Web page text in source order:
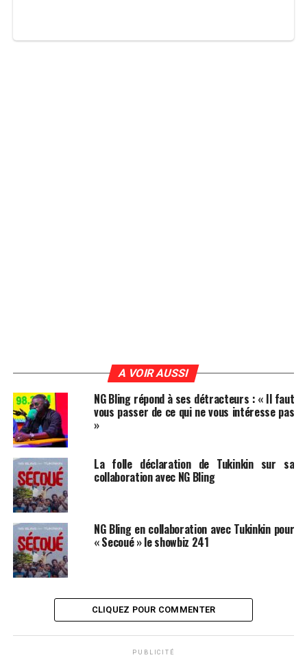
A VOIR AUSSI
NG Bling répond à ses détracteurs : « Il faut
vous passer de ce qui ne vous intéresse pas
»
La folle déclaration de Tukinkin sur sa
collaboration avec NG Bling
NG Bling en collaboration avec Tukinkin pour
« Secoué » le showbiz 241
CLIQUEZ POUR COMMENTER
PUBLICITÉ